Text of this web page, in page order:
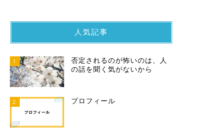
人気記事
1
否定されるのが怖いのは、人
の話を聞く気がないから
2 プロフィール